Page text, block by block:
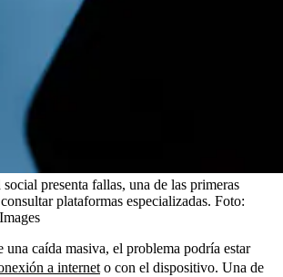
presenta fallas, una de las primeras
plataformas especializadas. Foto:
una caída masiva, el problema podría estar
a internet o con el dispositivo. Una de